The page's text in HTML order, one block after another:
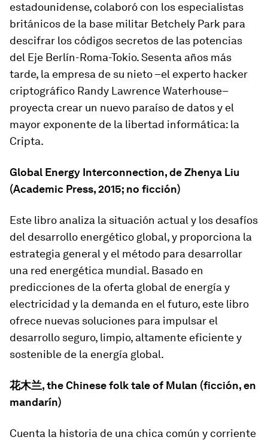
estadounidense, colaboró con los especialistas
británicos de la base militar Betchely Park para
descifrar los códigos secretos de las potencias
del Eje Berlín-Roma-Tokio. Sesenta años más
tarde, la empresa de su nieto –el experto hacker
criptográfico Randy Lawrence Waterhouse–
proyecta crear un nuevo paraíso de datos y el
mayor exponente de la libertad informática: la
Cripta.
Global Energy Interconnection, de Zhenya Liu
(Academic Press, 2015; no ficción)
Este libro analiza la situación actual y los desafíos
del desarrollo energético global, y proporciona la
estrategia general y el método para desarrollar
una red energética mundial. Basado en
predicciones de la oferta global de energía y
electricidad y la demanda en el futuro, este libro
ofrece nuevas soluciones para impulsar el
desarrollo seguro, limpio, altamente eficiente y
sostenible de la energía global.
花木兰, the Chinese folk tale of Mulan (ficción, en
mandarín)
Cuenta la historia de una chica común y corriente